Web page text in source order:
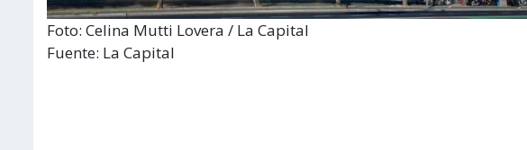
Foto: Celina Mutti Lovera / La Capital
Fuente: La Capital